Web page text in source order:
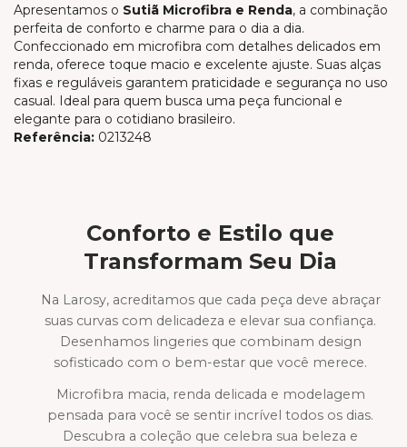
Apresentamos o Sutiã Microfibra e Renda, a combinação
perfeita de conforto e charme para o dia a dia.
Confeccionado em microfibra com detalhes delicados em
renda, oferece toque macio e excelente ajuste. Suas alças
fixas e reguláveis garantem praticidade e segurança no uso
casual. Ideal para quem busca uma peça funcional e
elegante para o cotidiano brasileiro.
Referência: 0213248
Conforto e Estilo que
Transformam Seu Dia
Na Larosy, acreditamos que cada peça deve abraçar
suas curvas com delicadeza e elevar sua confiança.
Desenhamos lingeries que combinam design
sofisticado com o bem-estar que você merece.
Microfibra macia, renda delicada e modelagem
pensada para você se sentir incrível todos os dias.
Descubra a coleção que celebra sua beleza e